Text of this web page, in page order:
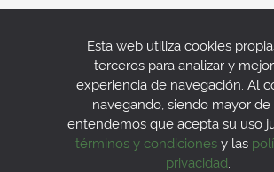
Esta web utiliza cookies
terceros para analizar y
experiencia de navegación. Al
navegando, siendo mayor
entendemos que acepta su uso
términos y condicionesy las
privacidad